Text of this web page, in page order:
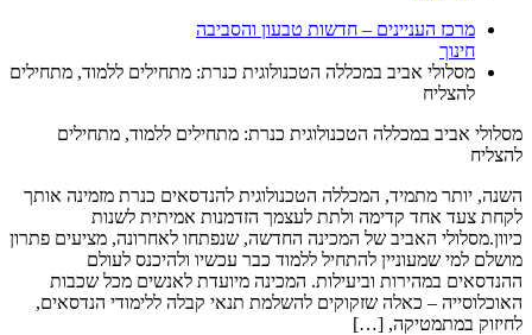
מרכז העניינים – חדשות טבעון והסביבה
חינוך
מסלולי אביב במכללה הטכנולוגית כנרת: מתחילים ללמוד, מתחילים
להצליח
מסלולי אביב במכללה הטכנולוגית כנרת: מתחילים ללמוד, מתחילים
להצליח
השנה, יותר מתמיד, המכללה הטכנולוגית להנדסאים כנרת מזמינה אותך
לקחת צעד אחד קדימה ולתת לעצמך הזדמנות אמיתית לשנות
כיוון.מסלולי האביב של המכינה החדשה, שנפתחו לאחרונה, מציעים פתרון
מושלם למי שמעוניין להתחיל ללמוד כבר עכשיו ולהיכנס לעולם
ההנדסאים במהירות וביעילות. המכינה מיועדת לאנשים מכל שכבות
האוכלוסייה – כאלה שזקוקים להשלמת תנאי קבלה ללימודי הנדסאים,
לחיזוק במתמטיקה, […]